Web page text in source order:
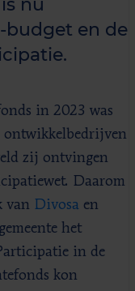
budget en de
in 2023 was
ontwikkelbedrijven
zij ontvingen
Daarom
van Divosa en
het
in de
kon